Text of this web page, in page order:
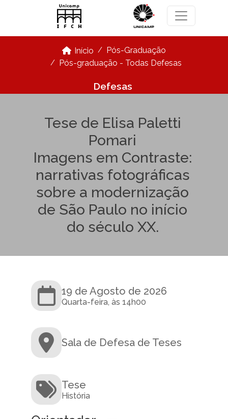
Pular para o conteúdo principal
Início
Pós-Graduação
Pós-graduação - Todas Defesas
Defesas
Tese de Elisa Paletti
Pomari
Imagens em Contraste:
narrativas fotográficas
sobre a modernização
de São Paulo no início
do século XX.
19 de Agosto de 2026
Quarta-feira, às 14h00
Sala de Defesa de Teses
Tese
História